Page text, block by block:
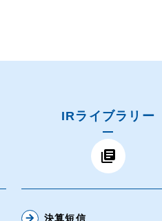
IRライブラリー
library_books
arrow_forward 決算短信